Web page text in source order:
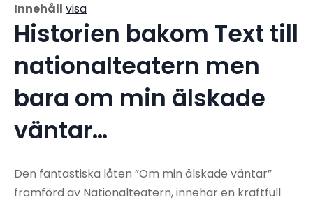
Innehåll visa
Historien bakom Text till
nationalteatern men
bara om min älskade
väntar…
Den fantastiska låten ”Om min älskade väntar”
framförd av Nationalteatern, innehar en kraftfull